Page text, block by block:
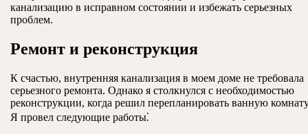
канализацию в исправном состоянии и избежать серьезных
проблем.
Ремонт и реконструкция
К счастью, внутренняя канализация в моем доме не требовала
серьезного ремонта. Однако я столкнулся с необходимостью
реконструкции, когда решил перепланировать ванную
Я провел следующие работы⁚